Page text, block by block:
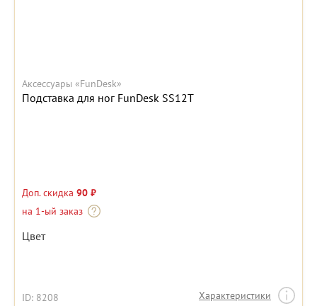
Аксессуары «FunDesk»
Подставка для ног FunDesk SS12T
Доп. скидка 90 ₽
на 1-ый заказ
Цвет
ID: 8208 Характеристики